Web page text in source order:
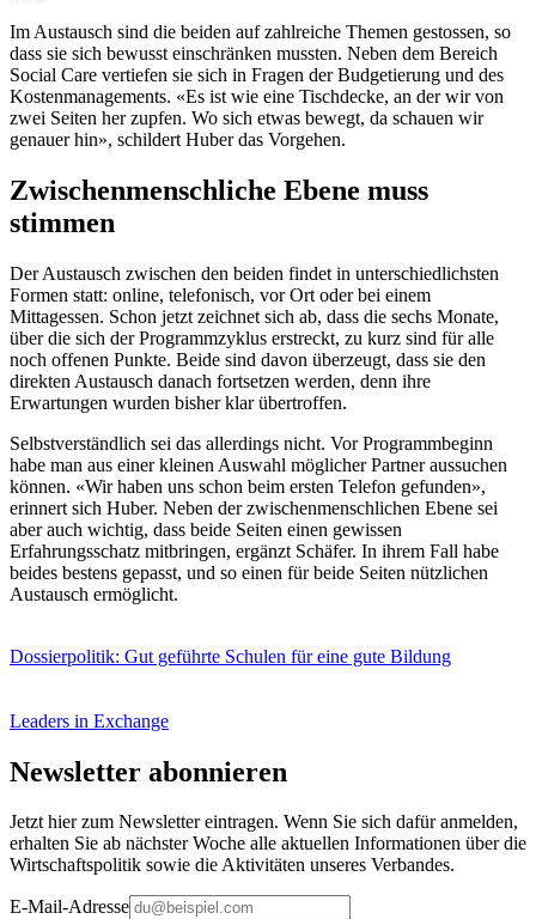
Im Austausch sind die beiden auf zahlreiche Themen gestossen, so
dass sie sich bewusst einschränken mussten. Neben dem Bereich
Social Care vertiefen sie sich in Fragen der Budgetierung und des
Kostenmanagements. «Es ist wie eine Tischdecke, an der wir von
zwei Seiten her zupfen. Wo sich etwas bewegt, da schauen wir
genauer hin», schildert Huber das Vorgehen.
Zwischenmenschliche Ebene muss
stimmen
Der Austausch zwischen den beiden findet in unterschiedlichsten
Formen statt: online, telefonisch, vor Ort oder bei einem
Mittagessen. Schon jetzt zeichnet sich ab, dass die sechs Monate,
über die sich der Programmzyklus erstreckt, zu kurz sind für alle
noch offenen Punkte. Beide sind davon überzeugt, dass sie den
direkten Austausch danach fortsetzen werden, denn ihre
Erwartungen wurden bisher klar übertroffen.
Selbstverständlich sei das allerdings nicht. Vor Programmbeginn
habe man aus einer kleinen Auswahl möglicher Partner aussuchen
können. «Wir haben uns schon beim ersten Telefon gefunden»,
erinnert sich Huber. Neben der zwischenmenschlichen Ebene sei
aber auch wichtig, dass beide Seiten einen gewissen
Erfahrungsschatz mitbringen, ergänzt Schäfer. In ihrem Fall habe
beides bestens gepasst, und so einen für beide Seiten nützlichen
Austausch ermöglicht.
Dossierpolitik: Gut geführte Schulen für eine gute Bildung
Leaders in Exchange
Newsletter abonnieren
Jetzt hier zum Newsletter eintragen. Wenn Sie sich dafür anmelden,
erhalten Sie ab nächster Woche alle aktuellen Informationen über die
Wirtschaftspolitik sowie die Aktivitäten unseres Verbandes.
E-Mail-Adresse